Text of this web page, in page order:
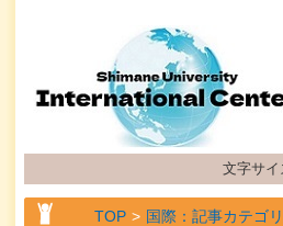
文字サイ
TOP 国際：記事カテゴリ